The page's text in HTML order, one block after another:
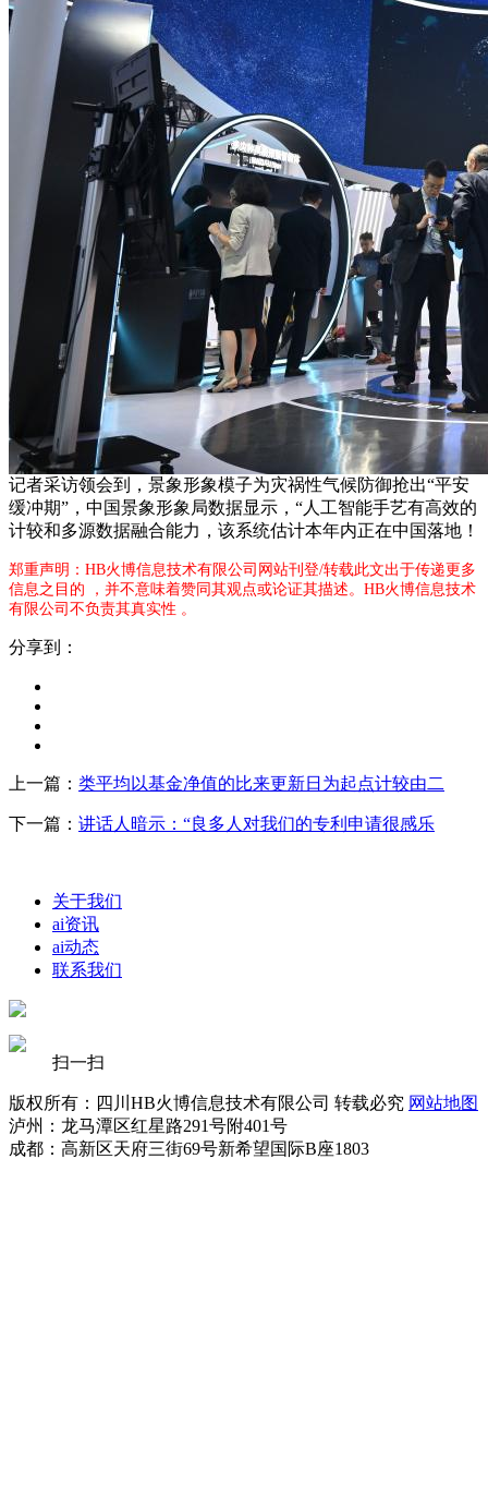
记者采访领会到，景象形象模子为灾祸性气候防御抢出“平安
缓冲期”，中国景象形象局数据显示，“人工智能手艺有高效的
计较和多源数据融合能力，该系统估计本年内正在中国落地！
郑重声明：HB火博信息技术有限公司网站刊登/转载此文出于传递更多
信息之目的 ，并不意味着赞同其观点或论证其描述。HB火博信息技术
有限公司不负责其真实性 。
分享到：
上一篇： 类平均以基金净值的比来更新日为起点计较由二
下一篇： 讲话人暗示：“良多人对我们的专利申请很感乐
关于我们
ai资讯
ai动态
联系我们
扫一扫
版权所有：四川HB火博信息技术有限公司 转载必究 网站地图
泸州：龙马潭区红星路291号附401号
成都：高新区天府三街69号新希望国际B座1803